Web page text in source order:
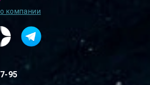
компании
95